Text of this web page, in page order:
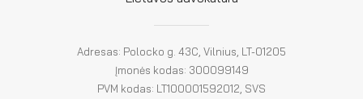
ES
Adresas: Polocko g. 43C, Vilnius, LT-01205
Įmonės kodas: 300099149
PVM kodas: LT100001592012, SVS